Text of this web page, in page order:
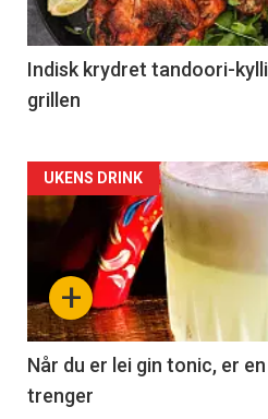
Indisk krydret tandoori-
grillen
Forsiden
akkurat
nå
-
2
+
UKENS DRINK
Når du er lei gin tonic, er
trenger